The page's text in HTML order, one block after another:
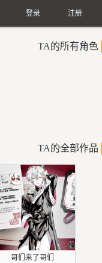
注册
登录
TA的所有角色
TA的全部作品
哥们来了哥们